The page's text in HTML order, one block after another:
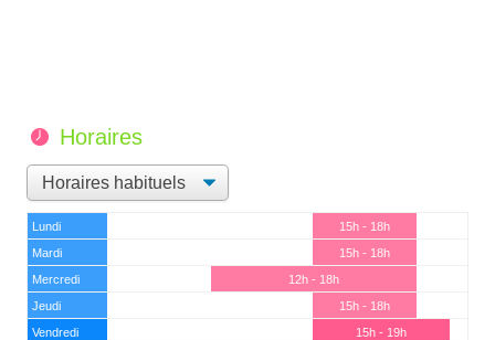
Horaires
Lundi
15h - 18h
Mardi
15h - 18h
Mercredi
12h - 18h
Jeudi
15h - 18h
Vendredi
15h - 19h